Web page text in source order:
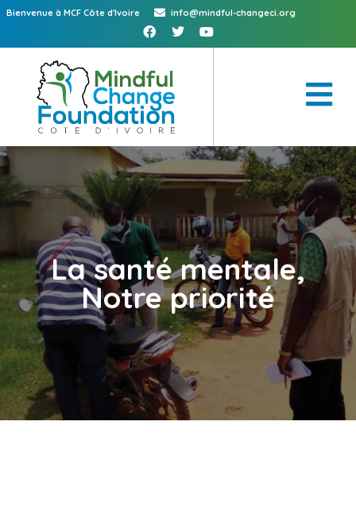
Bienvenue à MCF Côte d'Ivoire info@mindful-changeci.org
La santé mentale,
Notre priorité